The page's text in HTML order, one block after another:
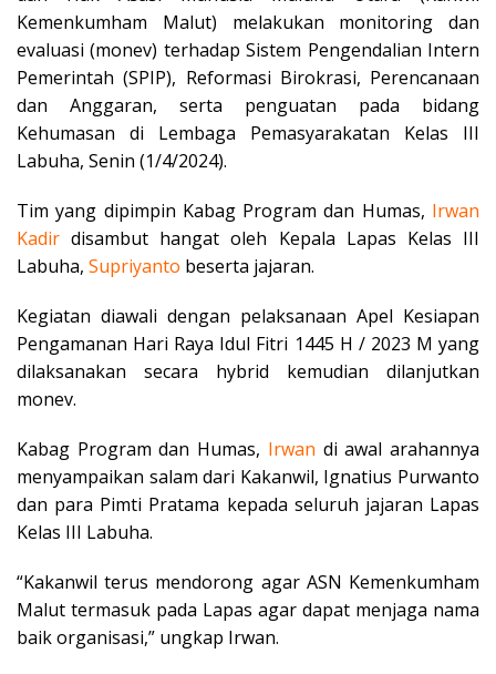
Kemenkumham Malut) melakukan monitoring dan
evaluasi (monev) terhadap Sistem Pengendalian Intern
Pemerintah (SPIP), Reformasi Birokrasi, Perencanaan
dan Anggaran, serta penguatan pada bidang
Kehumasan di Lembaga Pemasyarakatan Kelas III
Labuha, Senin (1/4/2024).
Tim yang dipimpin Kabag Program dan Humas, Irwan
Kadir disambut hangat oleh Kepala Lapas Kelas III
Labuha, Supriyanto beserta jajaran.
Kegiatan diawali dengan pelaksanaan Apel Kesiapan
Pengamanan Hari Raya Idul Fitri 1445 H / 2023 M yang
dilaksanakan secara hybrid kemudian dilanjutkan
monev.
Kabag Program dan Humas, Irwan di awal arahannya
menyampaikan salam dari Kakanwil, Ignatius Purwanto
dan para Pimti Pratama kepada seluruh jajaran Lapas
Kelas III Labuha.
“Kakanwil terus mendorong agar ASN Kemenkumham
Malut termasuk pada Lapas agar dapat menjaga nama
baik organisasi,” ungkap Irwan.